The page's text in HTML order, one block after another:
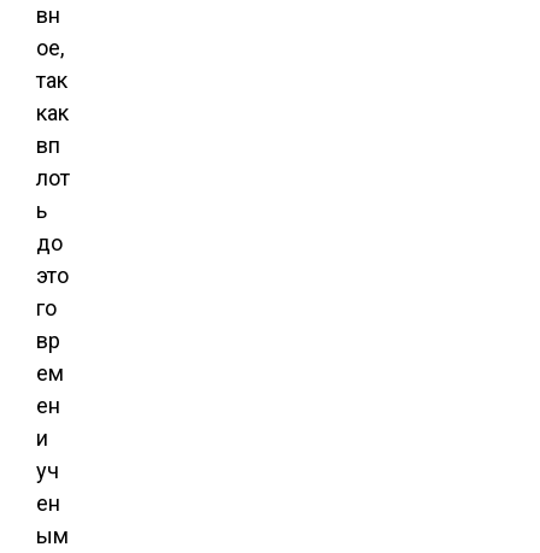
вн
ое,
так
как
вп
лот
ь
до
это
го
вр
ем
ен
и
уч
ен
ым